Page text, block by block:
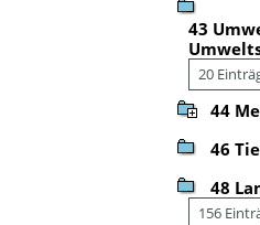
43
20
44
46
48
156